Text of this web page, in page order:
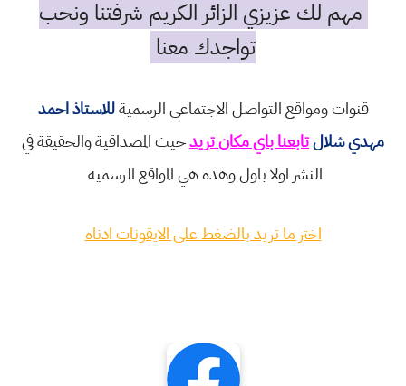
مهم لك عزيزي الزائر الكريم شرفتنا ونحب
تواجدك معنا
قنوات ومواقع التواصل الاجتماعي الرسميةللاستاذ احمد
مهدي شلالتابعنا باي مكان تريدحيث المصداقية والحقيقة في
النشر اولا باول وهذه هي المواقع الرسمية
اختر ما تريد بالضغط على الايقونات ادناه